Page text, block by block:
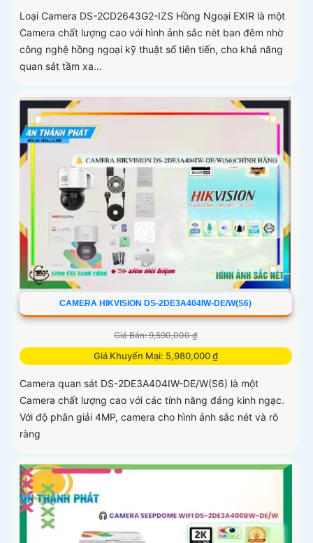
Loại Camera DS-2CD2643G2-IZS Hồng Ngoại EXIR là một
Camera chất lượng cao với hình ảnh sắc nét ban đêm nhờ
công nghệ hồng ngoại kỹ thuật số tiên tiến, cho khả năng
quan sát tầm xa...
CAMERA HIKVISION DS-2DE3A404IW-DE/W(S6)
Giá Bán: 9,590,000 ₫
Giá Khuyến Mại: 5,980,000 ₫
Camera quan sát DS-2DE3A404IW-DE/W(S6) là một
Camera chất lượng cao với các tính năng đáng kinh ngạc.
Với độ phân giải 4MP, camera cho hình ảnh sắc nét và rõ
ràng